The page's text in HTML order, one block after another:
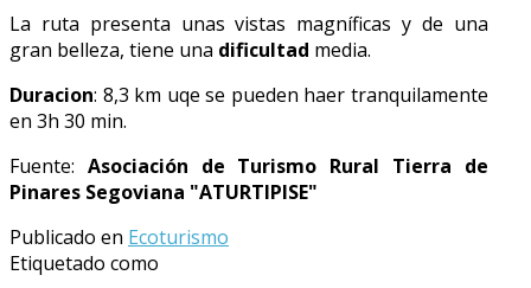
La ruta presenta unas vistas magníficas y de una
gran belleza, tiene una dificultad media.
Duracion: 8,3 km uqe se pueden haer tranquilamente
en 3h 30 min.
Fuente: Asociación de Turismo Rural Tierra de
Pinares Segoviana "ATURTIPISE"
Publicado en Ecoturismo
Etiquetado como